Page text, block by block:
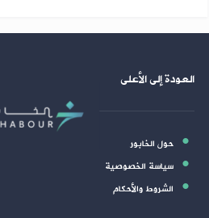
العودة إلى الأعلى
حول الخابور
سياسة الخصوصية
الشروط والأحكام